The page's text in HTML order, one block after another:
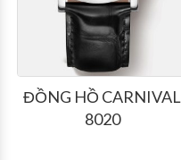
ĐỒNG HỒ CARNIVAL
8020